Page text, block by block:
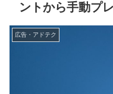
ントから手動プ
広告・アドテク